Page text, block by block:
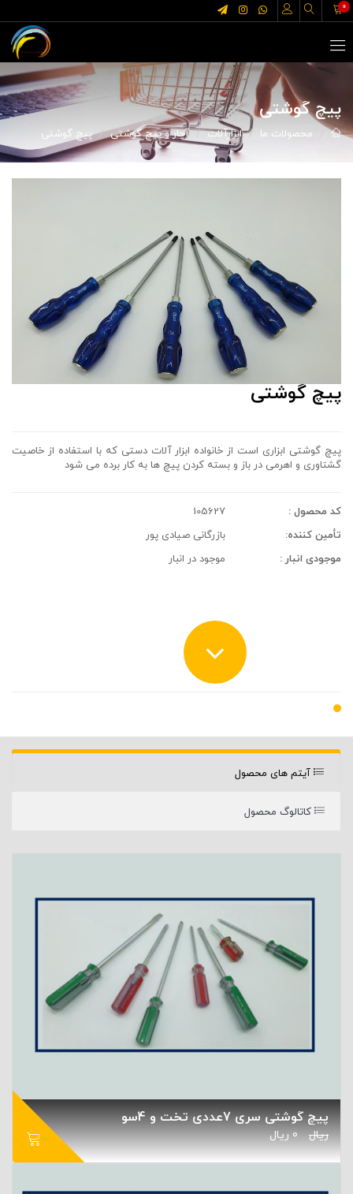
0
پیچ گوشتی
محصولات ما ابزارآلات آچار و پیچ گوشتی پیچ گوشتی
پیچ گوشتی
پیچ گوشتی ابزاری است از خانواده ابزار آلات دستی که با استفاده از خاصیت
گشتاوری و اهرمی در باز و بسته کردن پیچ ها به کار برده می شود
کد محصول :
105627
تأمین کننده:
بازرگانی صیادی پور
موجودی انبار :
موجود در انبار
آیتم های محصول
کاتالوگ محصول
پیچ گوشتی سری 7عددی تخت و 4سو
ریال 0 ریال